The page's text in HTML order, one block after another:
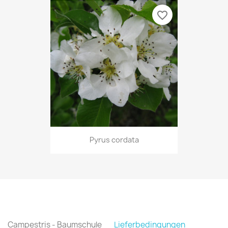
Pyrus cordata
favorite_border
Campestris - Baumschule Lieferbedingungen